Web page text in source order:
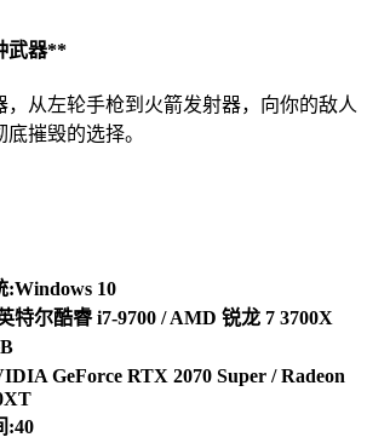
武器**
，从左轮手枪到火箭发射器，向你的敌人
摧毁的选择。
:Windows 10
特尔酷睿 i7-9700 / AMD 锐龙 7 3700X
GeForce RTX 2070 Super / Radeon
:40